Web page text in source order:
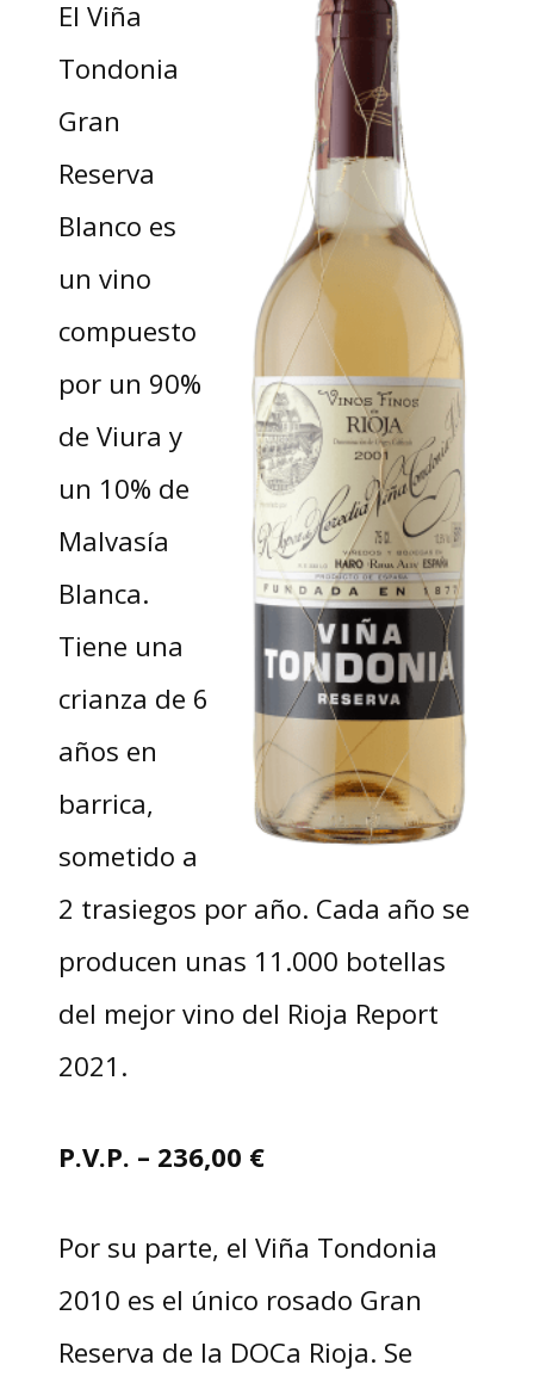
El Viña
Tondonia
Gran
Reserva
Blanco es
un vino
compuesto
por un 90%
de Viura y
un 10% de
Malvasía
Blanca.
Tiene una
crianza de 6
años en
barrica,
sometido a
2 trasiegos por año. Cada año se
producen unas 11.000 botellas
del mejor vino del Rioja Report
2021.
P.V.P. – 236,00 €
Por su parte, el Viña Tondonia
2010 es el único rosado Gran
Reserva de la DOCa Rioja. Se